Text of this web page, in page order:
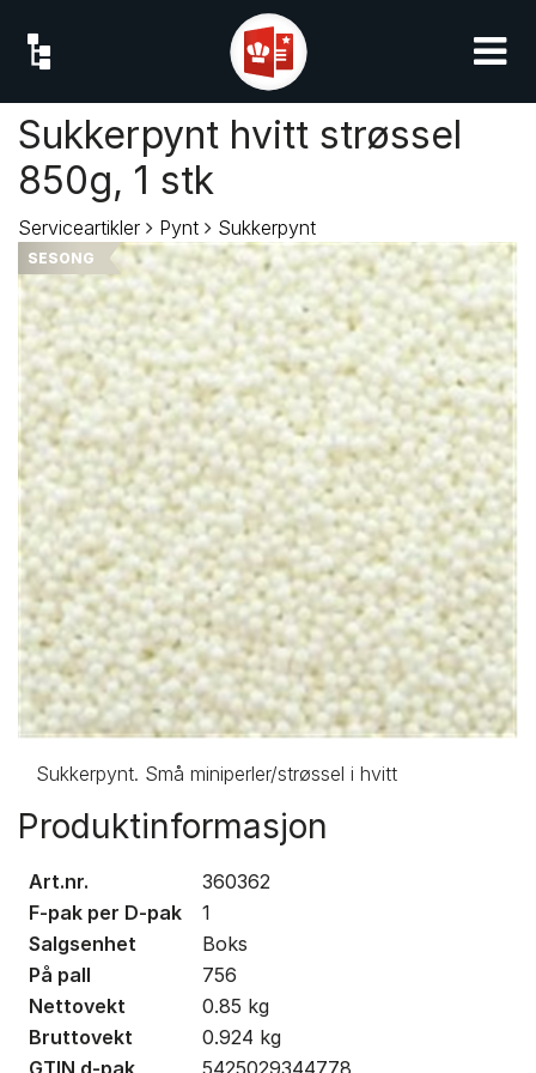
Sukkerpynt hvitt strøssel
850g, 1 stk
Serviceartikler Pynt Sukkerpynt
SESONG
Sukkerpynt. Små miniperler/strøssel i hvitt
Produktinformasjon
Art.nr.
360362
F-pak per D-pak
1
Salgsenhet
Boks
På pall
756
Nettovekt
0.85 kg
Bruttovekt
0.924 kg